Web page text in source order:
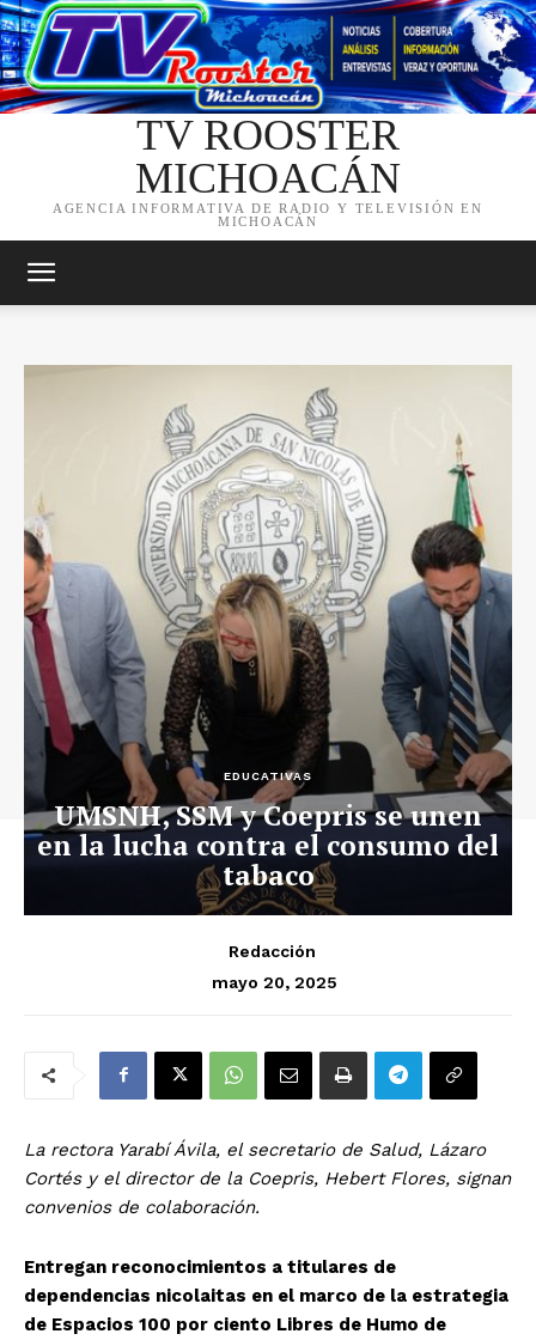
TV ROOSTER
MICHOACÁN
AGENCIA INFORMATIVA DE RADIO Y TELEVISIÓN EN
MICHOACÁN
EDUCATIVAS
UMSNH, SSM y Coepris se unen
en la lucha contra el consumo del
tabaco
Redacción
mayo 20, 2025
La rectora Yarabí Ávila, el secretario de Salud, Lázaro
Cortés y el director de la Coepris, Hebert Flores, signan
convenios de colaboración.
Entregan reconocimientos a titulares de
dependencias nicolaitas en el marco de la estrategia
de Espacios 100 por ciento Libres de Humo de